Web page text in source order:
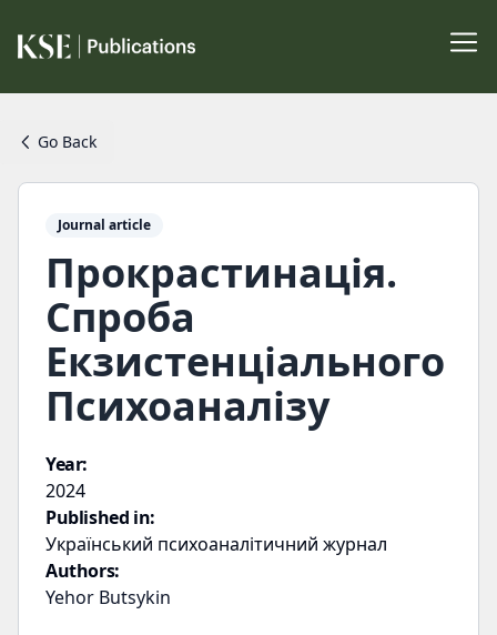
Go Back
Journal article
Прокрастинація.
Спроба
Екзистенціального
Психоаналізу
Year:
2024
Published in:
Український психоаналітичний журнал
Authors:
Yehor Butsykin